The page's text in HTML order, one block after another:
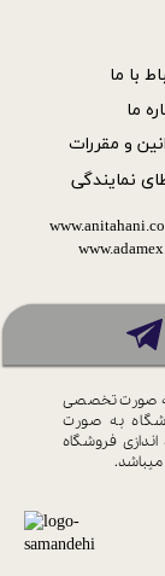
و مقررات
با ما
ما
نمایندگی
صورت تخصصی
به صورت
فروشگاه